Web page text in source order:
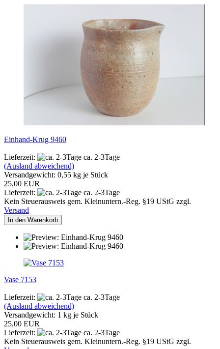
Einhand-Krug 9460
Lieferzeit:
ca. 2-3Tage
(Ausland abweichend)
Versandgewicht: 0,55 kg je Stück
25,00 EUR
Lieferzeit:
ca. 2-3Tage
Kein Steuerausweis gem. Kleinuntern.-Reg. §19 UStG zzgl.
Versand
In den Warenkorb
Vase 7153
Lieferzeit:
ca. 2-3Tage
(Ausland abweichend)
Versandgewicht: 1 kg je Stück
25,00 EUR
Lieferzeit:
ca. 2-3Tage
Kein Steuerausweis gem. Kleinuntern.-Reg. §19 UStG zzgl.